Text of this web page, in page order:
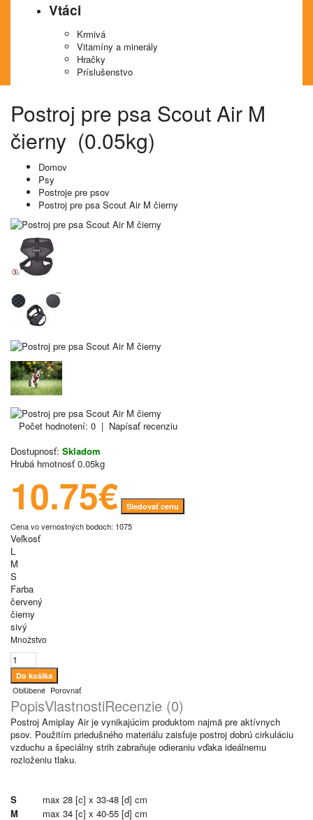
Vtáci
Krmivá
Vitamíny a minerály
Hračky
Príslušenstvo
Postroj pre psa Scout Air M
čierny (0.05kg)
Domov
Psy
Postroje pre psov
Postroj pre psa Scout Air M čierny
Počet hodnotení: 0 | Napísať recenziu
Dostupnosť: Skladom
Hrubá hmotnosť 0.05kg
10.75€ Sledovať cenu
Cena vo vernostných bodoch: 1075
Veľkosť
L
M
S
Farba
červený
čierny
sivý
Množstvo
Obľúbené Porovnať
PopisVlastnostiRecenzie (0)
Postroj Amiplay Air je vynikajúcim produktom najmä pre aktívnych
psov. Použitím priedušného materiálu zaisťuje postroj dobrú cirkuláciu
vzduchu a špeciálny strih zabraňuje odieraniu vďaka ideálnemu
rozloženiu tlaku.
S
max 28 [c] x 33-48 [d] cm
M
max 34 [c] x 40-55 [d] cm